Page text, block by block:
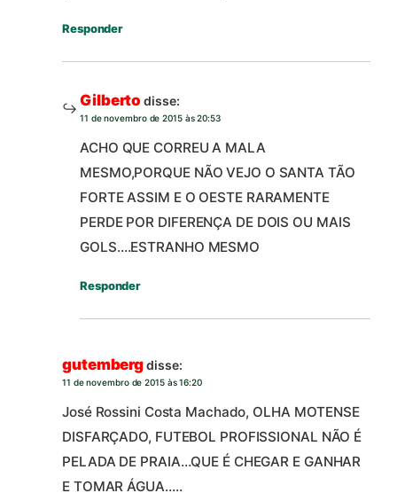
Responder
Gilberto disse:
11 de novembro de 2015 às 20:53
ACHO QUE CORREU A MALA
MESMO,PORQUE NÃO VEJO O SANTA TÃO
FORTE ASSIM E O OESTE RARAMENTE
PERDE POR DIFERENÇA DE DOIS OU MAIS
GOLS….ESTRANHO MESMO
Responder
gutembergdisse:
11 de novembro de 2015 às 16:20
José Rossini Costa Machado, OLHA MOTENSE
DISFARÇADO, FUTEBOL PROFISSIONAL NÃO É
PELADA DE PRAIA…QUE É CHEGAR E GANHAR
E TOMAR ÁGUA…..